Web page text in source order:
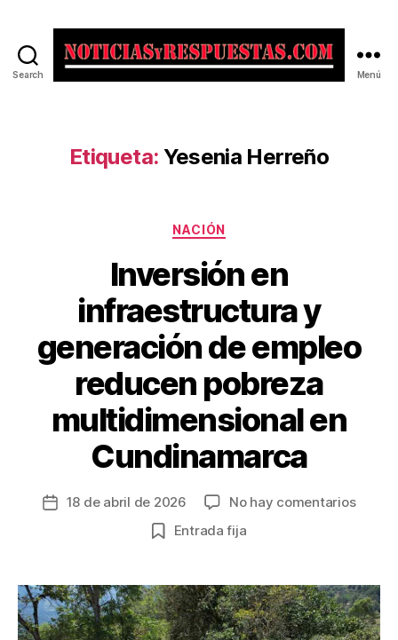
Search Menú
Etiqueta: Yesenia Herreño
Categorías
NACIÓN
Inversión en
infraestructura y
generación de empleo
reducen pobreza
multidimensional en
Cundinamarca
Fecha18 de abril de 2026 No hay comentariosen
de
Entrada fija